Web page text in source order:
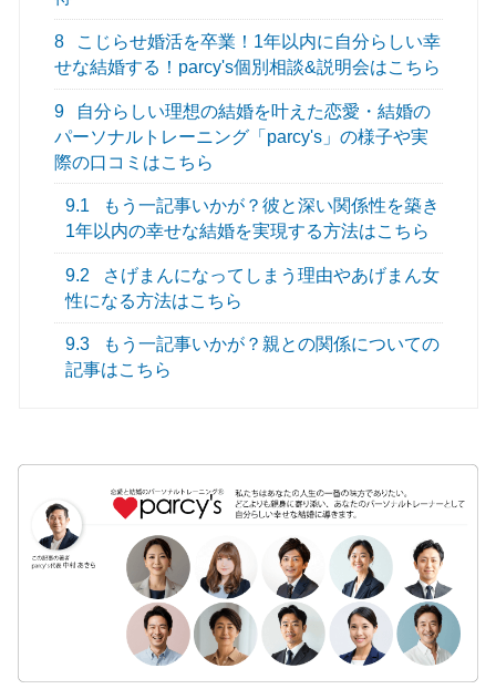
8
こじらせ婚活を卒業！1年以内に自分らしい幸
せな結婚する！parcy's個別相談&説明会はこちら
9
自分らしい理想の結婚を叶えた恋愛・結婚の
パーソナルトレーニング「parcy's」の様子や実
際の口コミはこちら
9.1
もう一記事いかが？彼と深い関係性を築き
1年以内の幸せな結婚を実現する方法はこちら
9.2
さげまんになってしまう理由やあげまん女
性になる方法はこちら
9.3
もう一記事いかが？親との関係についての
記事はこちら